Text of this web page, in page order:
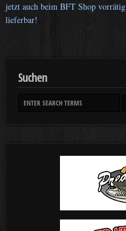
jetzt auch beim BFT Shop vorrätig
lieferbar!
Suchen